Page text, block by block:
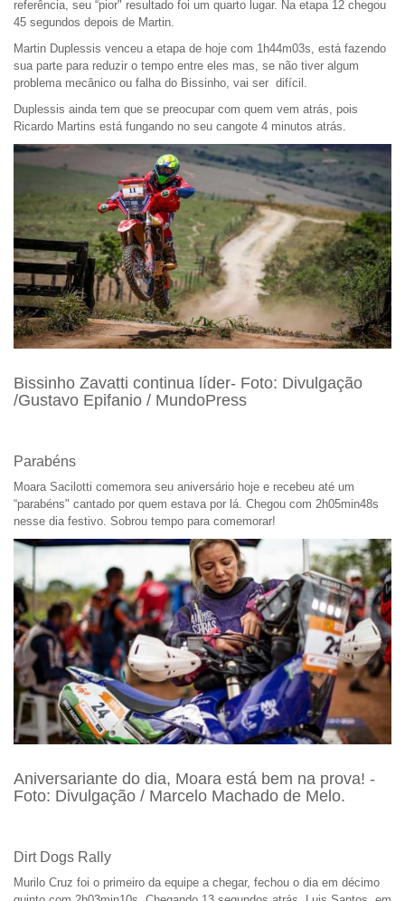
referência, seu “pior" resultado foi um quarto lugar. Na etapa 12 chegou
45 segundos depois de Martin.
Martin Duplessis venceu a etapa de hoje com 1h44m03s, está fazendo
sua parte para reduzir o tempo entre eles mas, se não tiver algum
problema mecânico ou falha do Bissinho, vai ser difícil.
Duplessis ainda tem que se preocupar com quem vem atrás, pois
Ricardo Martins está fungando no seu cangote 4 minutos atrás.
Bissinho Zavatti continua líder- Foto: Divulgação
/Gustavo Epifanio / MundoPress
Parabéns
Moara Sacilotti comemora seu aniversário hoje e recebeu até um
“parabéns" cantado por quem estava por lá. Chegou com 2h05min48s
nesse dia festivo. Sobrou tempo para comemorar!
Aniversariante do dia, Moara está bem na prova! -
Foto: Divulgação / Marcelo Machado de Melo.
Dirt Dogs Rally
Murilo Cruz foi o primeiro da equipe a chegar, fechou o dia em décimo